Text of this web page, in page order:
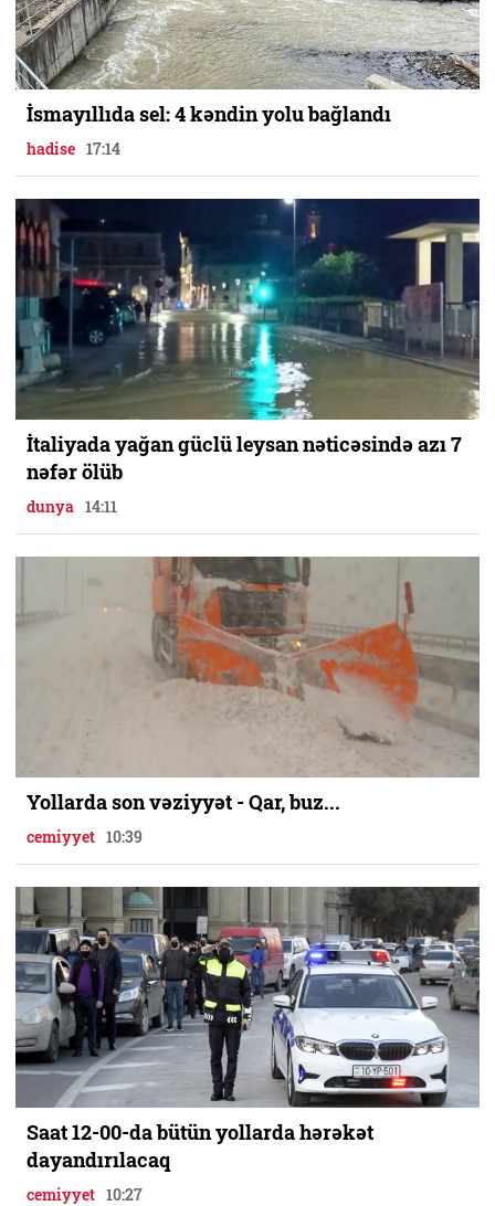
İsmayıllıda sel: 4 kəndin yolu bağlandı
hadise 17:14
İtaliyada yağan güclü leysan nəticəsində azı 7
nəfər ölüb
dunya 14:11
Yollarda son vəziyyət - Qar, buz...
cemiyyet 10:39
Saat 12-00-da bütün yollarda hərəkət
dayandırılacaq
cemiyyet 10:27